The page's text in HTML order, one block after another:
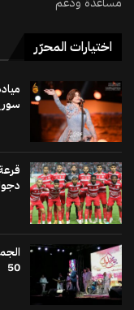
اختيارات المحرّر
50